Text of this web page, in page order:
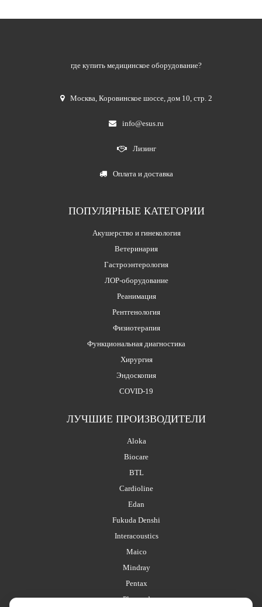
где купить медицинское оборудование?
Москва,Коровинское шоссе, дом 10, стр. 2
info@esus.ru
Лизинг
Оплата и доставка
ПОПУЛЯРНЫЕ КАТЕГОРИИ
Акушерство и гинекология
Ветеринария
Гастроэнтерология
ЛОР-оборудование
Реанимация
Рентгенология
Физиотерапия
Функциональная диагностика
Хирургия
Эндоскопия
COVID-19
ЛУЧШИЕ ПРОИЗВОДИТЕЛИ
Aloka
Biocare
BTL
Cardioline
Edan
Fukuda Denshi
Interacoustics
Maico
Mindray
Pentax
Planmed